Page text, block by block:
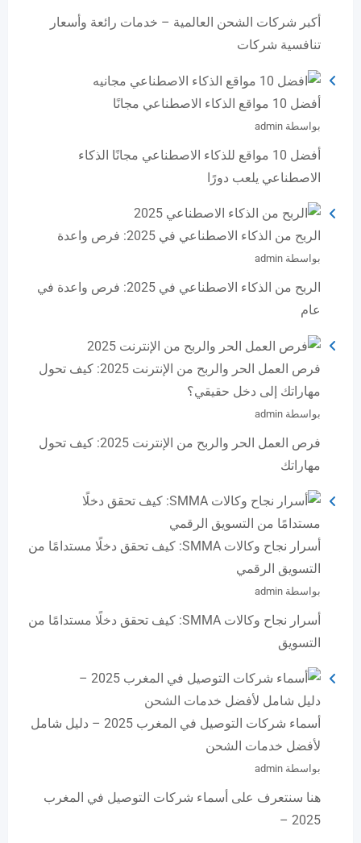
أكبر شركات الشحن العالمية – خدمات رائعة وأسعار
تنافسية شركات
أفضل 10 مواقع الذكاء الاصطناعي مجانًا
بواسطة admin
أفضل 10 مواقع للذكاء الاصطناعي مجانًا الذكاء
الاصطناعي يلعب دورًا
الربح من الذكاء الاصطناعي في 2025: فرص واعدة
بواسطة admin
الربح من الذكاء الاصطناعي في 2025: فرص واعدة في
عام
فرص العمل الحر والربح من الإنترنت 2025: كيف تحول
مهاراتك إلى دخل حقيقي؟
بواسطة admin
فرص العمل الحر والربح من الإنترنت 2025: كيف تحول
مهاراتك
أسرار نجاح وكالات SMMA: كيف تحقق دخلًا مستدامًا من
التسويق الرقمي
بواسطة admin
أسرار نجاح وكالات SMMA: كيف تحقق دخلًا مستدامًا من
التسويق
أسماء شركات التوصيل في المغرب 2025 – دليل شامل
لأفضل خدمات الشحن
بواسطة admin
هنا سنتعرف على أسماء شركات التوصيل في المغرب
2025 –